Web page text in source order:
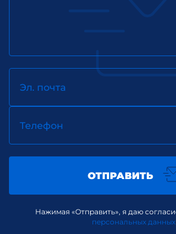
Эл. почта
Телефон
ОТПРАВИТЬ
Нажимая «Отправить», я даю
персональных данных